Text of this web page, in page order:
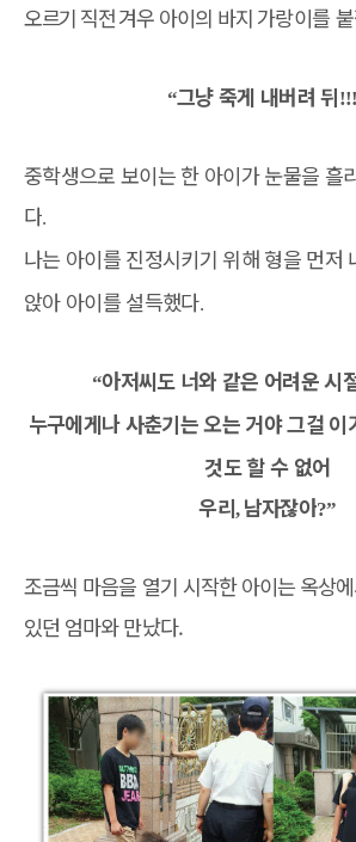
오르기 직전겨우 아이의 바지 가랑이를
“그냥 죽게 내버려 뒤
중학생으로 보이는 한 아이가 눈물을 흘
다.
나는 아이를 진정시키기 위해 형을 먼저
앉아 아이를 설득했다.
“아저씨도 너와 같은 어려운 시
누구에게나 사춘기는 오는 거야 그걸 이
것도 할 수 없어
우리, 남자잖아?”
조금씩 마음을 열기 시작한 아이는 옥상
있던 엄마와 만났다.